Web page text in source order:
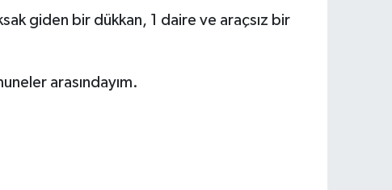
giden bir dükkan, 1 daire ve araçsız bir
arasındayım.